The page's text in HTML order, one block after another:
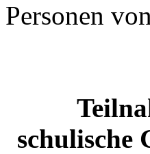
Personen
schulische